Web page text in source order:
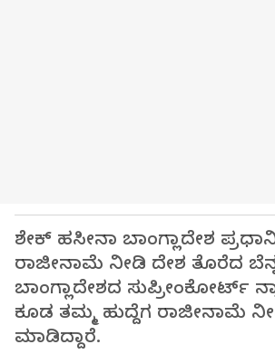
ಶೇಕ್ ಹಸೀನಾ ಬಾಂಗ್ಲಾದೇಶ
ರಾಜೀನಾಮೆ ನೀಡಿ ದೇಶ ತೊರೆದ
ಬಾಂಗ್ಲಾದೇಶದ ಸುಪ್ರೀಂಕೋರ್ಟ್
ಕೂಡ ತಮ್ಮ ಹುದ್ದೆಗ ರಾಜೀನಾಮೆ
ಮಾಡಿದ್ದಾರೆ.